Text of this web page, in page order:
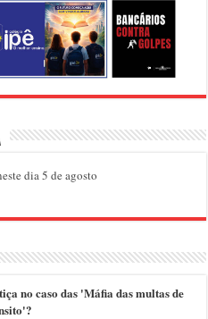
dia 5 de agosto
no caso das 'Máfia das multas de